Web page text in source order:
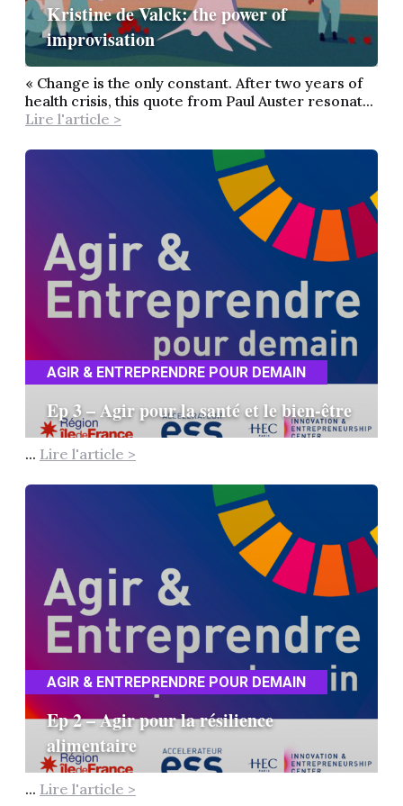
Kristine de Valck: the power of
improvisation
« Change is the only constant. After two years of
health crisis, this quote from Paul Auster resonat...
Lire l'article >
AGIR & ENTREPRENDRE POUR DEMAIN
Ep 3 – Agir pour la santé et le bien-être
... Lire l'article >
AGIR & ENTREPRENDRE POUR DEMAIN
Ep 2 – Agir pour la résilience
alimentaire
... Lire l'article >